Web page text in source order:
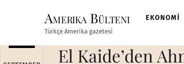
Amerika Bülteni
Türkçe Amerika gazetesi
EKONOMİ
El Kaide’den